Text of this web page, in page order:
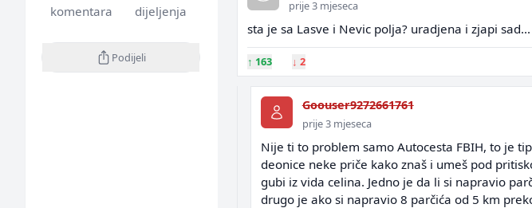
komentara dijeljenja
Podijeli
prije 3 mjeseca
sta je sa Lasve i Nevic polja? uradjena i zjapi sad...
↑ 163 ↓ 2
Goouser9272661761
prije 3 mjeseca
Nije ti to problem samo Autocesta FBIH, to je
deonice neke priče kako znaš i umeš pod
gubi iz vida celina. Jedno je da li si napravio
drugo je ako si napravio 8 parčića od 5 km